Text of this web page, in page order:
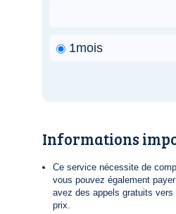
1mois
Informations
Ce service nécessite de
vous pouvez également
avez des appels gratuits
prix.